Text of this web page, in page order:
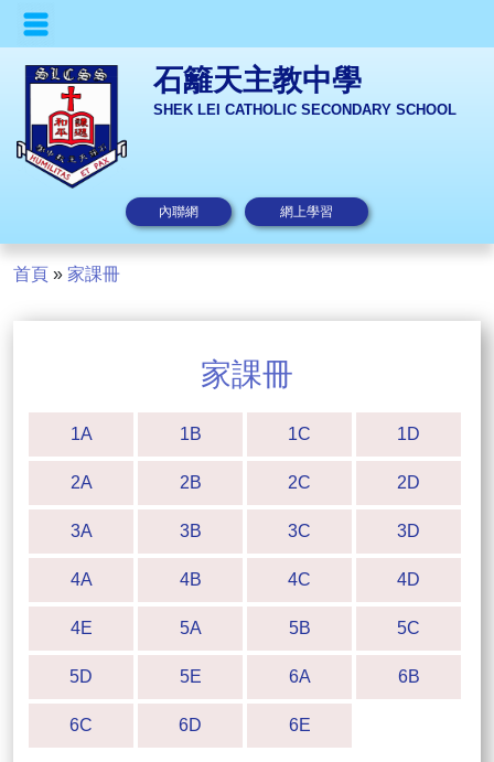
石籬天主教中學
SHEK LEI CATHOLIC SECONDARY SCHOOL
內聯網 網上學習
首頁 » 家課冊
家課冊
1A 1B 1C 1D
2A 2B 2C 2D
3A 3B 3C 3D
4A 4B 4C 4D
4E 5A 5B 5C
5D 5E 6A 6B
6C 6D 6E